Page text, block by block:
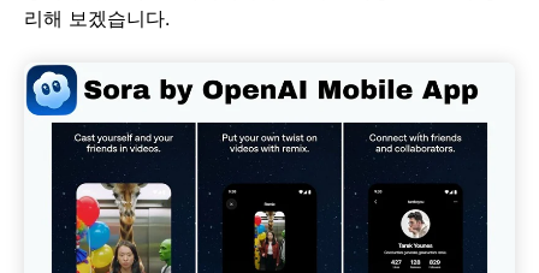
리해 보겠습니다.